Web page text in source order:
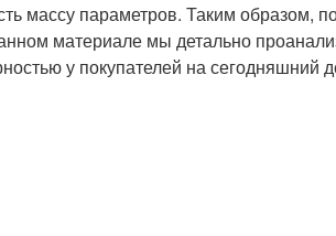
массу параметров. Таким образом,
материале мы детально
у покупателей на сегодняшний